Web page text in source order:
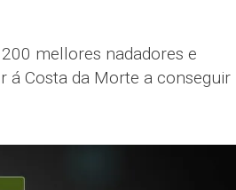
mellores nadadores e
á Costa da Morte a conseguir